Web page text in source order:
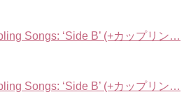
Songs: ‘Side B’ (+カップリン…
Songs: ‘Side B’ (+カップリン…